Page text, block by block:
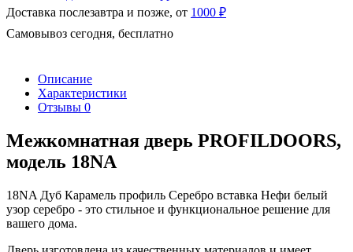
Доставка послезавтра и позже, от 1000 ₽
Самовывоз сегодня, бесплатно
Описание
Характеристики
Отзывы 0
Межкомнатная дверь PROFILDOORS,
модель 18NA
18NA Дуб Карамель профиль Серебро вставка Нефи белый
узор серебро - это стильное и функциональное решение для
вашего дома.